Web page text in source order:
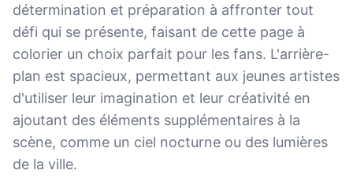
détermination et préparation à affronter tout
défi qui se présente, faisant de cette page à
colorier un choix parfait pour les fans. L'arrière-
plan est spacieux, permettant aux jeunes artistes
d'utiliser leur imagination et leur créativité en
ajoutant des éléments supplémentaires à la
scène, comme un ciel nocturne ou des lumières
de la ville.